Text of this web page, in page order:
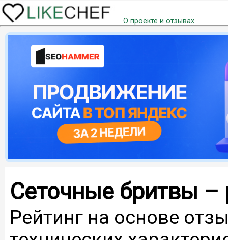
О проекте и отзывах
Сеточные бритвы –
Рейтинг на основе